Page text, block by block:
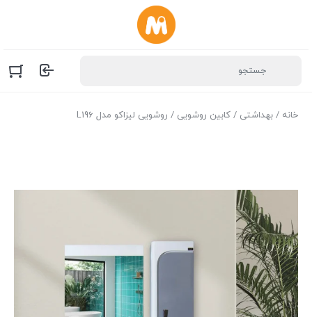
خانه / بهداشتی / کابین روشویی / روشویی لیزاکو مدل L196